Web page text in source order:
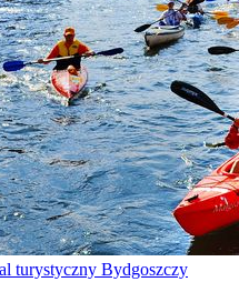
turystyczny Bydgoszczy